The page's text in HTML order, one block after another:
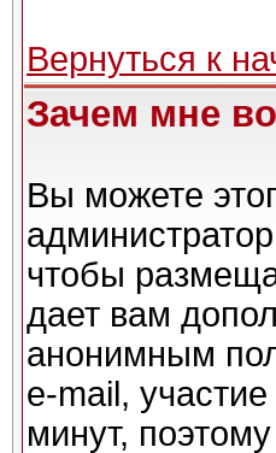
Вернуться к
Зачем мне
Вы можете
чтобы
дает вам
анонимным
e-mail,
минут,